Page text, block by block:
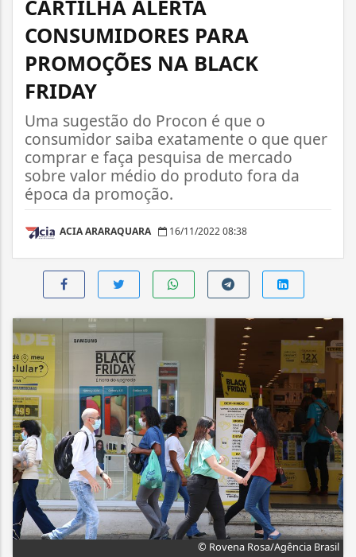
CARTILHA ALERTA
CONSUMIDORES PARA
PROMOÇÕES NA BLACK
FRIDAY
Uma sugestão do Procon é que o
consumidor saiba exatamente o que quer
comprar e faça pesquisa de mercado
sobre valor médio do produto fora da
época da promoção.
ACIA ARARAQUARA 16/11/2022 08:38
© Rovena Rosa/Agência Brasil